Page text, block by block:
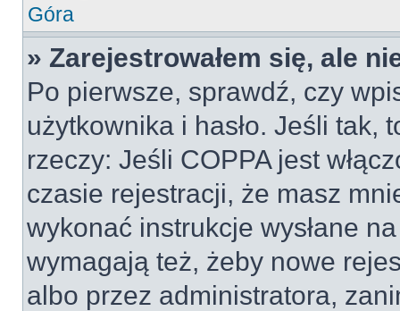
Góra
» Zarejestrowałem się, ale
Po pierwsze, sprawdź, czy
użytkownika i hasło. Jeśli tak,
rzeczy: Jeśli COPPA jest
czasie rejestracji, że masz
wykonać instrukcje wysłane
wymagają też, żeby nowe
albo przez administratora,